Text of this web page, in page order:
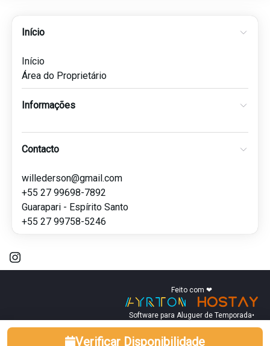
Início
Início
Área do Proprietário
Informações
Contacto
willederson@gmail.com
+55 27 99698-7892
Guarapari - Espírito Santo
+55 27 99758-5246
Feito com ❤
Software para Aluguer de Temporada•
Verificar Disponibilidade